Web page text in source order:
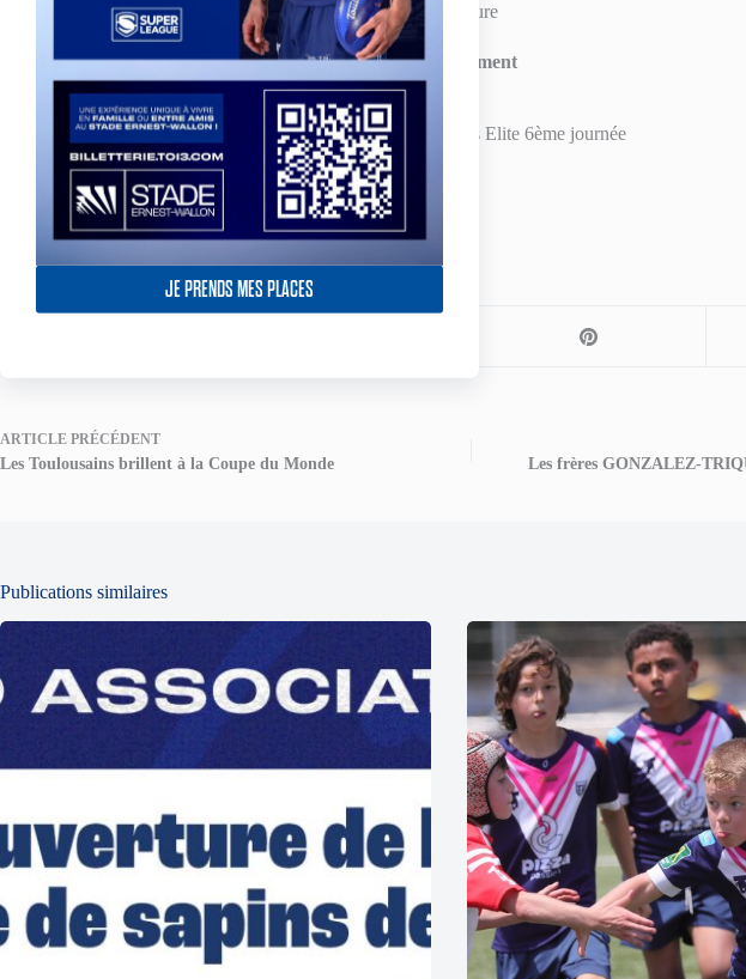
JE PRENDS MES PLACES
Lézignan – Saint Estève-XIII Catalan reporté à une date ultérieure
Classement
ARTICLE PRÉCÉDENT
Les Toulousains brillent à la Coupe du Monde Les frères GONZALEZ-
Publications similaires